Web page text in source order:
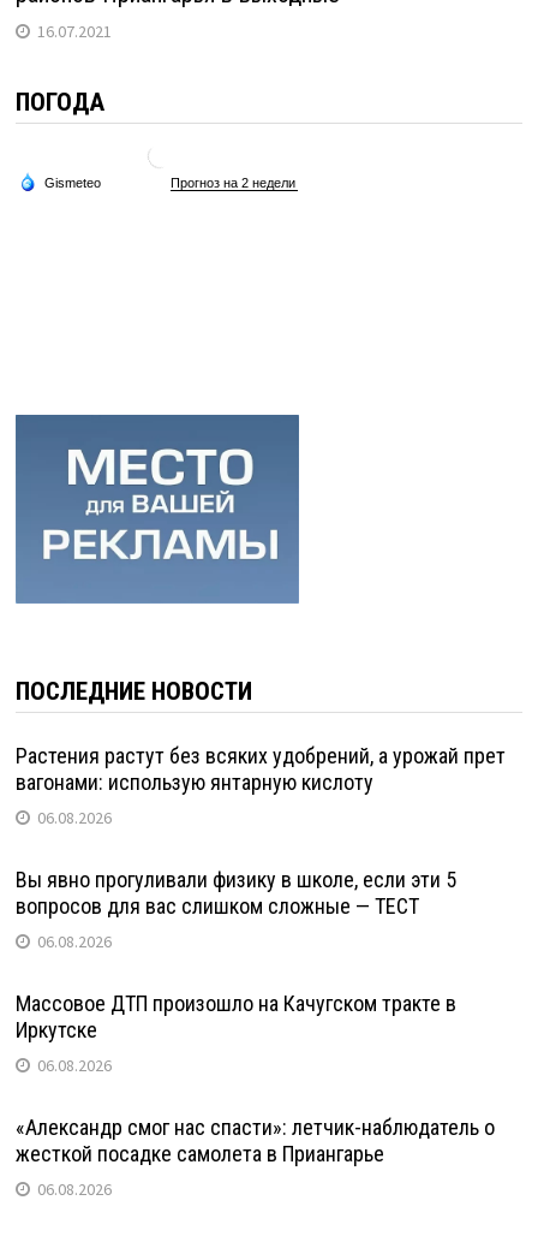
16.07.2021
ПОГОДА
ПОСЛЕДНИЕ НОВОСТИ
Растения растут без всяких удобрений, а урожай прет
вагонами: использую янтарную кислоту
06.08.2026
Вы явно прогуливали физику в школе, если эти 5
вопросов для вас слишком сложные — ТЕСТ
06.08.2026
Массовое ДТП произошло на Качугском тракте в
Иркутске
06.08.2026
«Александр смог нас спасти»: летчик-наблюдатель о
жесткой посадке самолета в Приангарье
06.08.2026